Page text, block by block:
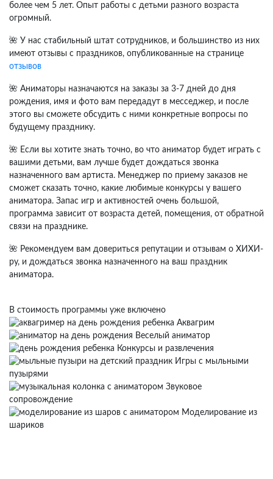
более чем 5 лет. Опыт работы с детьми разного возраста
огромный.
🌺 У нас стабильный штат сотрудников, и большинство из них
имеют отзывы с праздников, опубликованные на странице
отзывов
🌺 Аниматоры назначаются на заказы за 3-7 дней до дня
рождения, имя и фото вам передадут в месседжер, и после
этого вы сможете обсудить с ними конкретные вопросы по
будущему празднику.
🌺 Если вы хотите знать точно, во что аниматор будет играть с
вашими детьми, вам лучше будет дождаться звонка
назначенного вам артиста. Менеджер по приему заказов не
сможет сказать точно, какие любимые конкурсы у вашего
аниматора. Запас игр и активностей очень большой,
программа зависит от возраста детей, помещения, от обратной
связи на празднике.
🌺 Рекомендуем вам довериться репутации и отзывам о ХИХИ-
ру, и дождаться звонка назначенного на ваш праздник
аниматора.
В стоимость программы уже включено
Аквагрим
Веселый аниматор
Конкурсы и развлечения
Игры с мыльными
пузырями
Звуковое
сопровождение
Моделирование из
шариков